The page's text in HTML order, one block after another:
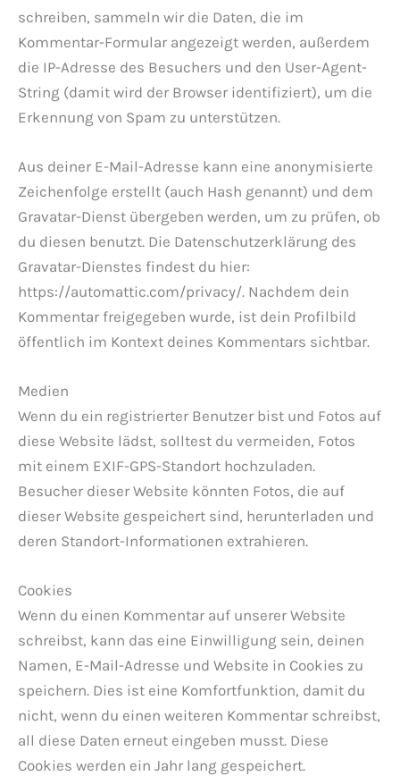
schreiben, sammeln wir die Daten, die im
Kommentar-Formular angezeigt werden, außerdem
die IP-Adresse des Besuchers und den User-Agent-
String (damit wird der Browser identifiziert), um die
Erkennung von Spam zu unterstützen.
Aus deiner E-Mail-Adresse kann eine anonymisierte
Zeichenfolge erstellt (auch Hash genannt) und dem
Gravatar-Dienst übergeben werden, um zu prüfen, ob
du diesen benutzt. Die Datenschutzerklärung des
Gravatar-Dienstes findest du hier:
https://automattic.com/privacy/. Nachdem dein
Kommentar freigegeben wurde, ist dein Profilbild
öffentlich im Kontext deines Kommentars sichtbar.
Medien
Wenn du ein registrierter Benutzer bist und Fotos auf
diese Website lädst, solltest du vermeiden, Fotos
mit einem EXIF-GPS-Standort hochzuladen.
Besucher dieser Website könnten Fotos, die auf
dieser Website gespeichert sind, herunterladen und
deren Standort-Informationen extrahieren.
Cookies
Wenn du einen Kommentar auf unserer Website
schreibst, kann das eine Einwilligung sein, deinen
Namen, E-Mail-Adresse und Website in Cookies zu
speichern. Dies ist eine Komfortfunktion, damit du
nicht, wenn du einen weiteren Kommentar schreibst,
all diese Daten erneut eingeben musst. Diese
Cookies werden ein Jahr lang gespeichert.